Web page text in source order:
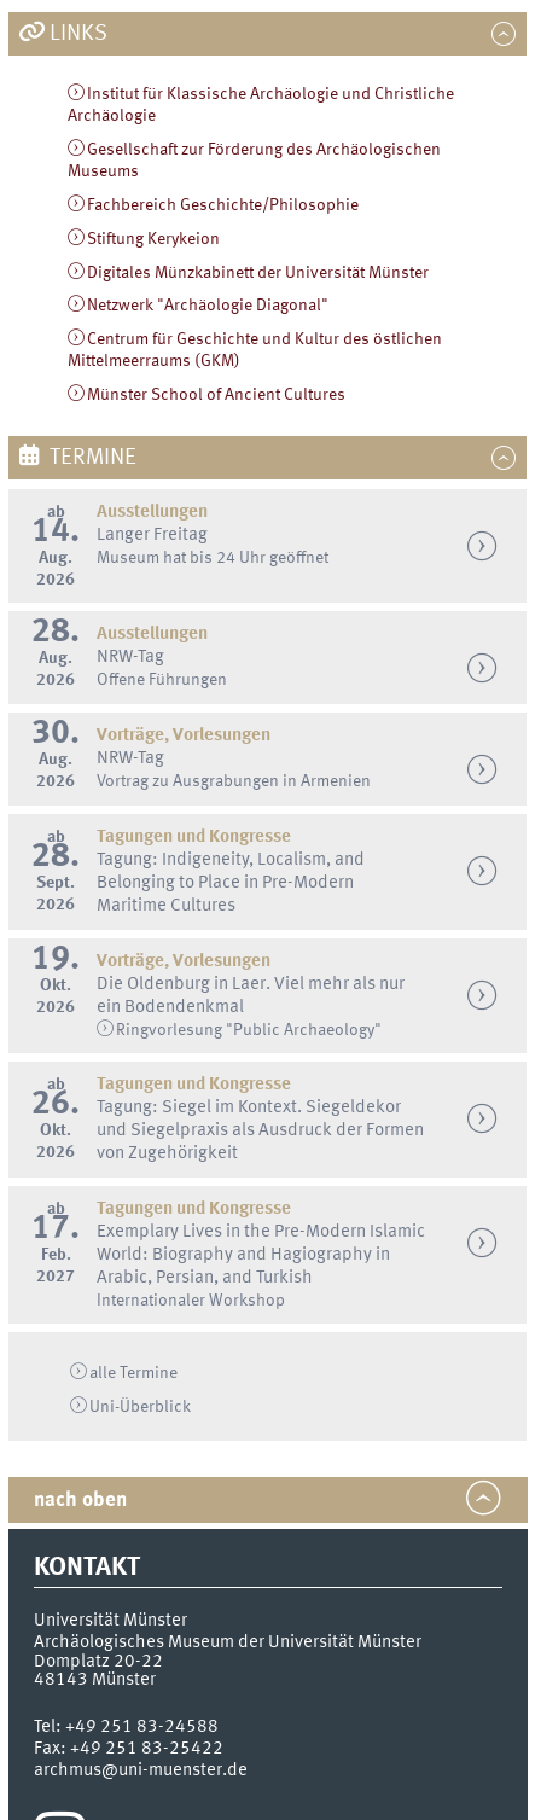
LINKS
Institut für Klassische Archäologie und Christliche
Archäologie
Gesellschaft zur Förderung des Archäologischen
Museums
Fachbereich Geschichte/Philosophie
Stiftung Kerykeion
Digitales Münzkabinett der Universität Münster
Netzwerk "Archäologie Diagonal"
Centrum für Geschichte und Kultur des östlichen
Mittelmeerraums (GKM)
Münster School of Ancient Cultures
TERMINE
ab
14.
Aug.
2026
Ausstellungen
Langer Freitag
Museum hat bis 24 Uhr geöffnet
28.
Aug.
2026
Ausstellungen
NRW-Tag
Offene Führungen
30.
Aug.
2026
Vorträge, Vorlesungen
NRW-Tag
Vortrag zu Ausgrabungen in Armenien
ab
28.
Sept.
2026
Tagungen und Kongresse
Tagung: Indigeneity, Localism, and
Belonging to Place in Pre-Modern
Maritime Cultures
19.
Okt.
2026
Vorträge, Vorlesungen
Die Oldenburg in Laer. Viel mehr als nur
ein Bodendenkmal
Ringvorlesung "Public Archaeology"
ab
26.
Okt.
2026
Tagungen und Kongresse
Tagung: Siegel im Kontext. Siegeldekor
und Siegelpraxis als Ausdruck der Formen
von Zugehörigkeit
ab
17.
Feb.
2027
Tagungen und Kongresse
Exemplary Lives in the Pre-Modern Islamic
World: Biography and Hagiography in
Arabic, Persian, and Turkish
Internationaler Workshop
alle Termine
Uni-Überblick
nach oben
KONTAKT
Universität Münster
Archäologisches Museum der Universität Münster
Domplatz 20-22
48143 Münster
Tel:+49 251 83-24588
Fax:+49 251 83-25422
archmus@uni-muenster.de